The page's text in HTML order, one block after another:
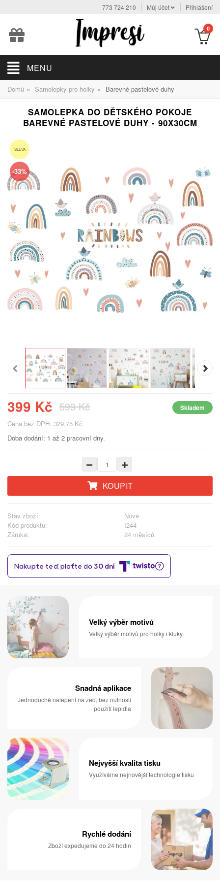
773 724 210 Můj účet Přihlášení
0
MENU
Domů » Samolepky pro holky » Barevné pastelové duhy
SAMOLEPKA DO DĚTSKÉHO POKOJE
BAREVNÉ PASTELOVÉ DUHY - 90X30CM
SLEVA
-33%
399 Kč 599 Kč Skladem
Cena bez DPH: 329,75 Kč
Doba dodání: 1 až 2 pracovní dny.
KOUPIT
Stav zboží:
Nové
Kód produktu:
I244
Záruka:
24 měsíců
Velký výběr motivů
Velký výběr motivů pro holky i kluky
Snadná aplikace
Jednoduché nalepení na zeď, bez nutnosti
použití lepidla
Nejvyšší kvalita tisku
Využíváme nejnovější technologie tisku
Rychlé dodání
Zboží expedujeme do 24 hodin